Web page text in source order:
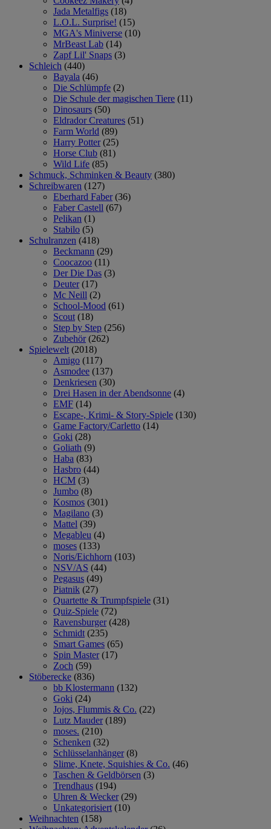
Jada Metalfigs (18)
L.O.L. Surprise! (15)
MGA's Miniverse (10)
MrBeast Lab (14)
Zapf Lil' Snaps (3)
Schleich (440)
Bayala (46)
Die Schlümpfe (2)
Die Schule der magischen Tiere (11)
Dinosaurs (50)
Eldrador Creatures (51)
Farm World (89)
Harry Potter (25)
Horse Club (81)
Wild Life (85)
Schmuck, Schminken & Beauty (380)
Schreibwaren (127)
Eberhard Faber (36)
Faber Castell (67)
Pelikan (1)
Stabilo (5)
Schulranzen (418)
Beckmann (29)
Coocazoo (11)
Der Die Das (3)
Deuter (17)
Mc Neill (2)
School-Mood (61)
Scout (18)
Step by Step (256)
Zubehör (262)
Spielewelt (2018)
Amigo (117)
Asmodee (137)
Denkriesen (30)
Drei Hasen in der Abendsonne (4)
EMF (14)
Escape-, Krimi- & Story-Spiele (130)
Game Factory/Carletto (14)
Goki (28)
Goliath (9)
Haba (83)
Hasbro (44)
HCM (3)
Jumbo (8)
Kosmos (301)
Magilano (3)
Mattel (39)
Megableu (4)
moses (133)
Noris/Eichhorn (103)
NSV/AS (44)
Pegasus (49)
Piatnik (27)
Quartette & Trumpfspiele (31)
Quiz-Spiele (72)
Ravensburger (428)
Schmidt (235)
Smart Games (65)
Spin Master (17)
Zoch (59)
Stöberecke (836)
bb Klostermann (132)
Goki (24)
Jojos, Flummis & Co. (22)
Lutz Mauder (189)
moses. (210)
Schenken (32)
Schlüsselanhänger (8)
Slime, Knete, Squishies & Co. (46)
Taschen & Geldbörsen (3)
Trendhaus (194)
Uhren & Wecker (29)
Unkategorisiert (10)
Weihnachten (158)